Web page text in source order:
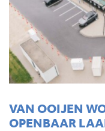
VAN OOIJEN
OPENBAAR